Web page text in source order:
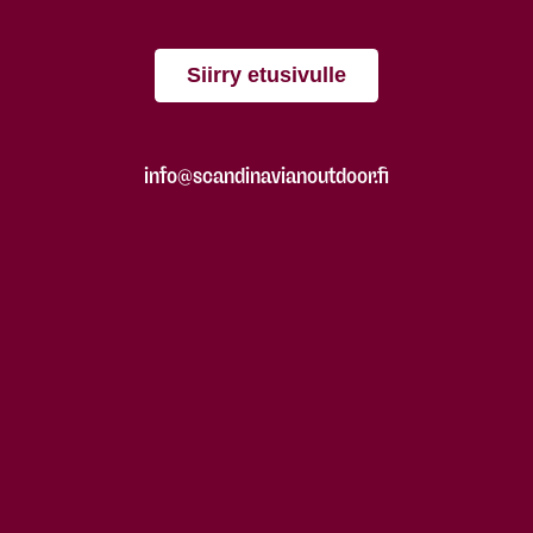
Siirry etusivulle
info@scandinavianoutdoor.fi